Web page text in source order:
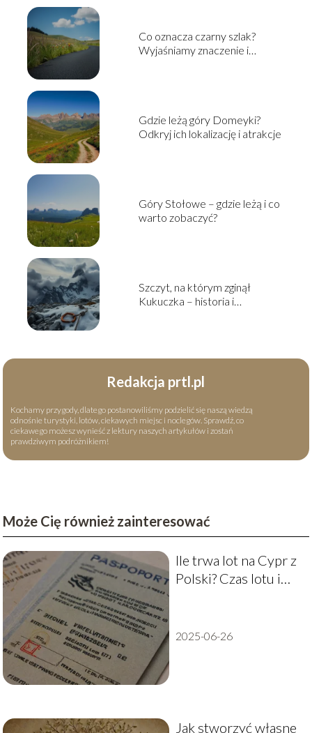
Co oznacza czarny szlak?
Wyjaśniamy znaczenie i
Gdzie leżą góry Domeyki?
Odkryj ich lokalizację i atrakcje
Góry Stołowe – gdzie leżą i co
warto zobaczyć?
Szczyt, na którym zginął
Kukuczka – historia i
Redakcja prtl.pl
Kochamy przygody, dlatego postanowiliśmy podzielić się naszą wiedzą
odnośnie turystyki, lotów, ciekawych miejsc i noclegów. Sprawdź, co
ciekawego możesz wynieść z lektury naszych artykułów i zostań
prawdziwym podróżnikiem!
Może Cię również zainteresować
Ile trwa lot na Cypr z
Polski? Czas lotu i
2025-06-26
Jak stworzyć własne